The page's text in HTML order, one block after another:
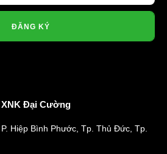
ĐĂNG KÝ
XNK Đại Cường
Hiệp Bình Phước, Tp. Thủ Đức, Tp.